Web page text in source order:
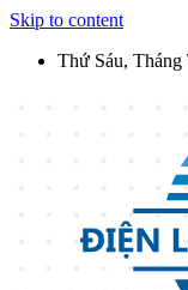
Skip to content
Thứ Sáu, Tháng